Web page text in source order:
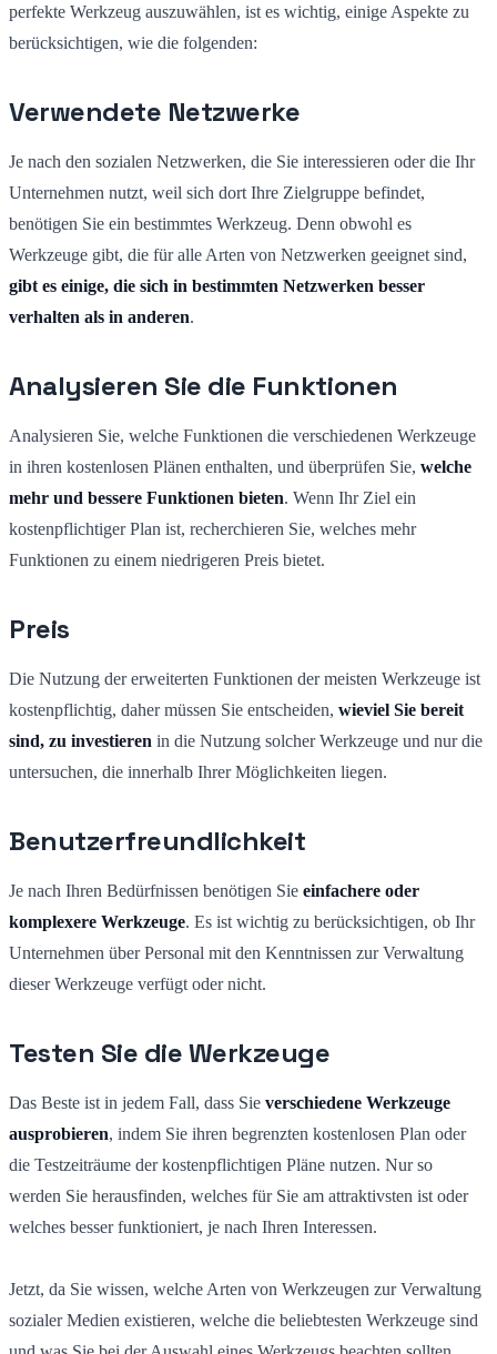
perfekte Werkzeug auszuwählen, ist es wichtig, einige Aspekte zu
berücksichtigen, wie die folgenden:
Verwendete Netzwerke
Je nach den sozialen Netzwerken, die Sie interessieren oder die Ihr
Unternehmen nutzt, weil sich dort Ihre Zielgruppe befindet,
benötigen Sie ein bestimmtes Werkzeug. Denn obwohl es
Werkzeuge gibt, die für alle Arten von Netzwerken geeignet sind,
gibt es einige, die sich in bestimmten Netzwerken besser
verhalten als in anderen.
Analysieren Sie die Funktionen
Analysieren Sie, welche Funktionen die verschiedenen Werkzeuge
in ihren kostenlosen Plänen enthalten, und überprüfen Sie, welche
mehr und bessere Funktionen bieten. Wenn Ihr Ziel ein
kostenpflichtiger Plan ist, recherchieren Sie, welches mehr
Funktionen zu einem niedrigeren Preis bietet.
Preis
Die Nutzung der erweiterten Funktionen der meisten Werkzeuge ist
kostenpflichtig, daher müssen Sie entscheiden, wieviel Sie bereit
sind, zu investieren in die Nutzung solcher Werkzeuge und nur die
untersuchen, die innerhalb Ihrer Möglichkeiten liegen.
Benutzerfreundlichkeit
Je nach Ihren Bedürfnissen benötigen Sie einfachere oder
komplexere Werkzeuge. Es ist wichtig zu berücksichtigen, ob Ihr
Unternehmen über Personal mit den Kenntnissen zur Verwaltung
dieser Werkzeuge verfügt oder nicht.
Testen Sie die Werkzeuge
Das Beste ist in jedem Fall, dass Sie verschiedene Werkzeuge
ausprobieren, indem Sie ihren begrenzten kostenlosen Plan oder
die Testzeiträume der kostenpflichtigen Pläne nutzen. Nur so
werden Sie herausfinden, welches für Sie am attraktivsten ist oder
welches besser funktioniert, je nach Ihren Interessen.
Jetzt, da Sie wissen, welche Arten von Werkzeugen zur Verwaltung
sozialer Medien existieren, welche die beliebtesten Werkzeuge sind